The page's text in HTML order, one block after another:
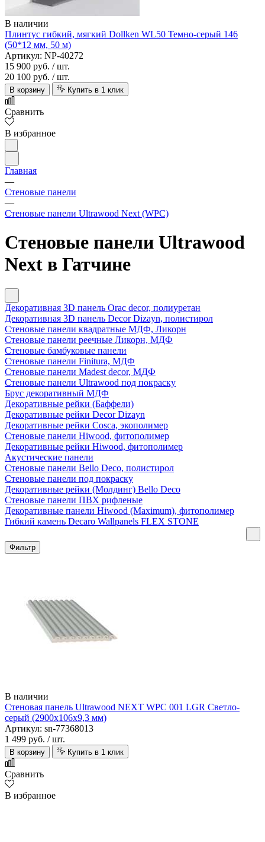
В наличии
Плинтус гибкий, мягкий Dollken WL50 Темно-серый 146
(50*12 мм, 50 м)
Артикул: NP-40272
15 900 руб. / шт.
20 100 руб. / шт.
В корзину Купить в 1 клик
Сравнить
В избранное
Главная
—
Стеновые панели
—
Стеновые панели Ultrawood Next (WPC)
Стеновые панели Ultrawood
Next в Гатчине
Декоративная 3D панель Orac decor, полиуретан
Декоративная 3D панель Decor Dizayn, полистирол
Стеновые панели квадратные МДФ, Ликорн
Стеновые панели реечные Ликорн, МДФ
Стеновые бамбуковые панели
Стеновые панели Finitura, МДФ
Стеновые панели Madest decor, МДФ
Стеновые панели Ultrawood под покраску
Брус декоративный МДФ
Декоративные рейки (Баффели)
Декоративные рейки Decor Dizayn
Декоративные рейки Cosca, экополимер
Стеновые панели Hiwood, фитополимер
Декоративные рейки Hiwood, фитополимер
Акустические панели
Стеновые панели Bello Deco, полистирол
Стеновые панели под покраску
Декоративные рейки (Молдинг) Bello Deco
Стеновые панели ПВХ рифленые
Декоративные панели Hiwood (Maximum), фитополимер
Гибкий камень Decaro Wallpanels FLEX STONE
Фильтр
В наличии
Стеновая панель Ultrawood NEXT WPC 001 LGR Светло-
серый (2900х106х9,3 мм)
Артикул: sn-77368013
1 499 руб. / шт.
В корзину Купить в 1 клик
Сравнить
В избранное